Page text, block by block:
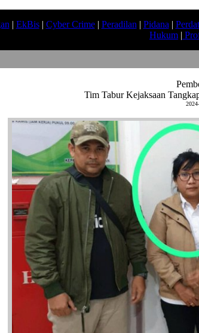
| EkBis| Cyber Crime| Peradilan | Pidana |
Hukum |
Tim Tabur Kejaksaan